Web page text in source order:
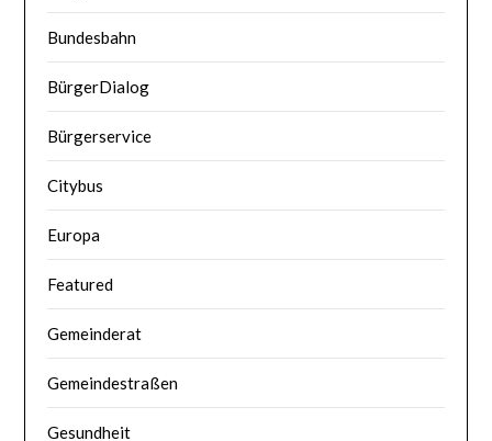
Bundesbahn
BürgerDialog
Bürgerservice
Citybus
Europa
Featured
Gemeinderat
Gemeindestraßen
Gesundheit